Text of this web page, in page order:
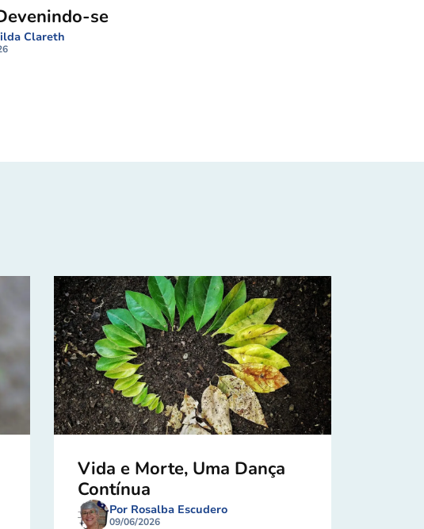
se
Clareth
Vida e Morte, Uma Dança
Contínua
Por Rosalba Escudero
09/06/2026